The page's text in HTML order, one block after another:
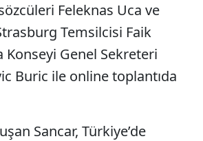
Feleknas Uca ve
Temsilcisi Faik
Konseyi Genel Sekreteri
Buric ile online toplantıda
Sancar, Türkiye’de